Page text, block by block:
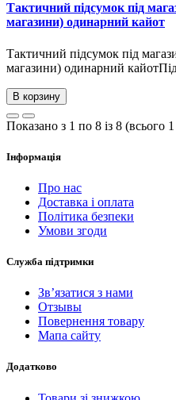
Тактичний підсумок під
магазини) одинарний кайот
Тактичний підсумок під
магазини) одинарний
В корзину
Показано з 1 по 8 із 8 (всього
Інформація
Про нас
Доставка і оплата
Політика безпеки
Умови згоди
Служба підтримки
Зв’язатися з нами
Отзывы
Повернення товару
Мапа сайту
Додатково